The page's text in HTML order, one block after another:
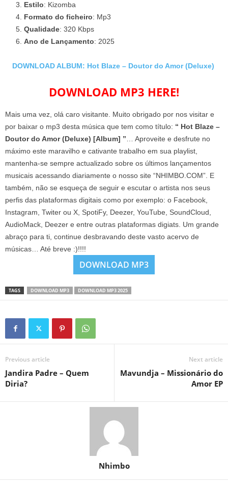
Estilo: Kizomba
Formato do ficheiro: Mp3
Qualidade: 320 Kbps
Ano de Lançamento: 2025
DOWNLOAD ALBUM: Hot Blaze – Doutor do Amor (Deluxe)
DOWNLOAD MP3 HERE!
Mais uma vez, olá caro visitante. Muito obrigado por nos visitar e
por baixar o mp3 desta música que tem como título: “ Hot Blaze –
Doutor do Amor (Deluxe) [Album] ” … Aproveite e desfrute no
máximo este maravilho e cativante trabalho em sua playlist,
mantenha-se sempre actualizado sobre os últimos lançamentos
musicais acessando diariamente o nosso site “NHIMBO.COM”. E
também, não se esqueça de seguir e escutar o artista nos seus
perfis das plataformas digitais como por exemplo: o Facebook,
Instagram, Twiter ou X, SpotiFy, Deezer, YouTube, SoundCloud,
AudioMack, Deezer e entre outras plataformas digiats. Um grande
abraço para ti, continue desbravando deste vasto acervo de
músicas… Até breve :)!!!!
DOWNLOAD MP3
TAGS DOWNLOAD MP3 DOWNLOAD MP3 2025
Previous article
Jandira Padre – Quem
Diria?
Next article
Mavundja – Missionário do
Amor EP
Nhimbo